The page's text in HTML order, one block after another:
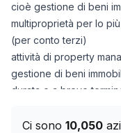
cioè gestione di beni
multiproprietà per lo
(per conto terzi)
attività di property
gestione di beni
durata o a breve
attività di condomini
Ci sono 10,050